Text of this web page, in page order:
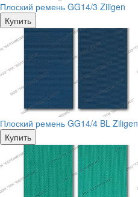
Плоский ремень GG14/3 Ziligen
Купить
Плоский ремень GG14/4 BL Ziligen
Купить